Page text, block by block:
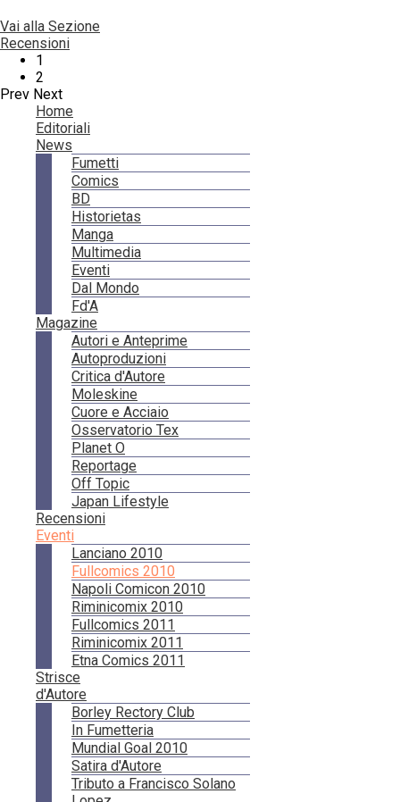
Vai alla Sezione
Recensioni
1
2
Prev Next
Home
Editoriali
News
Fumetti
Comics
BD
Historietas
Manga
Multimedia
Eventi
Dal Mondo
Fd'A
Magazine
Autori e Anteprime
Autoproduzioni
Critica d'Autore
Moleskine
Cuore e Acciaio
Osservatorio Tex
Planet O
Reportage
Off Topic
Japan Lifestyle
Recensioni
Eventi
Lanciano 2010
Fullcomics 2010
Napoli Comicon 2010
Riminicomix 2010
Fullcomics 2011
Riminicomix 2011
Etna Comics 2011
Strisce
d'Autore
Borley Rectory Club
In Fumetteria
Mundial Goal 2010
Satira d'Autore
Tributo a Francisco Solano